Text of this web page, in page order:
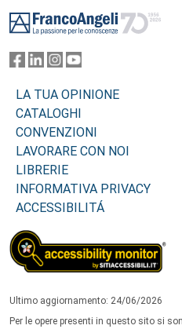
LA TUA OPINIONE
CATALOGHI
CONVENZIONI
LAVORARE CON NOI
LIBRERIE
INFORMATIVA PRIVACY
ACCESSIBILITÁ
Ultimo aggiornamento: 24/06/2026
Per le opere presenti in questo sito si